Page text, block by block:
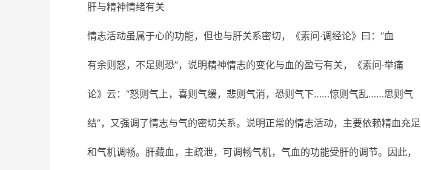
肝与精神情绪有关
情志活动虽属于心的功能，但也与肝关系密切，《素问·调经论》曰：“血
有余则怒，不足则恐”，说明精神情志的变化与血的盈亏有关，《素问·举痛
论》云：“怒则气上，喜则气缓，悲则气消，恐则气下……惊则气乱……思则气
结”，又强调了情志与气的密切关系。说明正常的情志活动，主要依赖精血充足
和气机调畅。肝藏血，主疏泄，可调畅气机，气血的功能受肝的调节。因此，